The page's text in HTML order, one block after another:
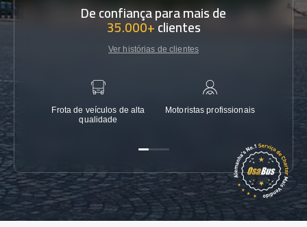
De confiança para mais de
35.000+clientes
Ver histórias de clientes
Frota de veículos de alta
qualidade
Motoristas profissionais